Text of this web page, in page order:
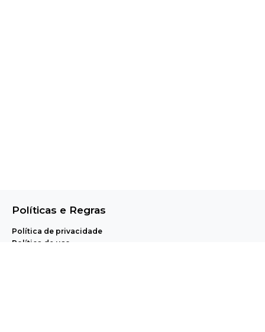
Políticas e Regras
Política de privacidade
Política de uso